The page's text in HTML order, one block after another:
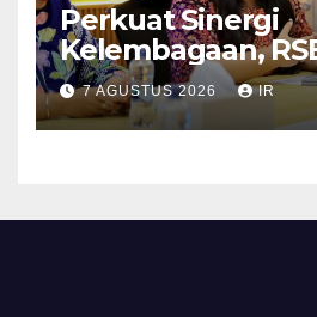
Perkuat Sinergi
Kelembagaan,
dan BPOM
Pelayanan dan
Obat Aman
7 AGUSTUS 2026 IR